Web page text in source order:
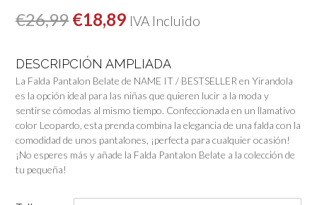
€26,99 El
original
era:
€26,99.
€18,89El
actual
es:
€18,89.
IVA Incluido
DESCRIPCIÓN AMPLIADA
La Falda Pantalon Belate de NAME IT / BESTSELLER en Yirandola
es la opción ideal para las niñas que quieren lucir a la moda y
sentirse cómodas al mismo tiempo. Confeccionada en un llamativo
color Leopardo, esta prenda combina la elegancia de una falda con la
comodidad de unos pantalones, ¡perfecta para cualquier ocasión!
¡No esperes más y añade la Falda Pantalon Belate a la colección de
tu pequeña!